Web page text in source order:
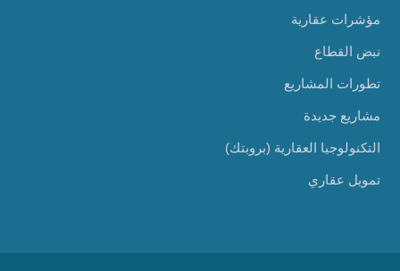
مؤشرات عقارية
نبض القطاع
تطورات المشاريع
مشاريع جديدة
التكنولوجيا العقارية (بروبتك)
تمويل عقاري